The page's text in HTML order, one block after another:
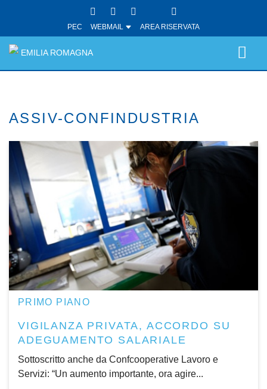
PEC WEBMAIL AREA RISERVATA
EMILIA ROMAGNA
ASSIV-CONFINDUSTRIA
PRIMO PIANO
VIGILANZA PRIVATA, ACCORDO SU
ADEGUAMENTO SALARIALE
Sottoscritto anche da Confcooperative Lavoro e
Servizi: “Un aumento importante, ora agire...